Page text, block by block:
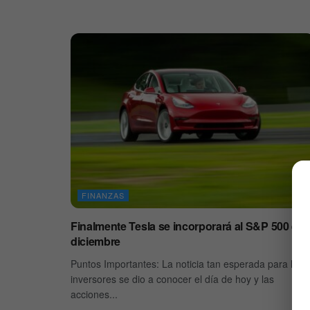
FINANZAS
Finalmente Tesla se incorporará al S&P 500 en
diciembre
Puntos Importantes: La noticia tan esperada para los
inversores se dio a conocer el día de hoy y las
acciones...